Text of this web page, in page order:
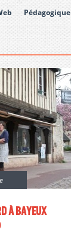
Pédagogique
à bayeux